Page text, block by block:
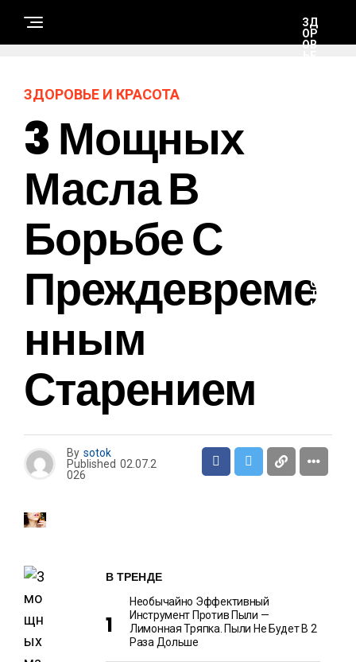
ЗД
ОР
ОВ
С
Т
И
ЗДОРОВЬЕ И КРАСОТА
3 Мощных
Масла В
Борьбе С
Преждевреме
Нным
Старением
By sotok
Published 02.07.2
026
В ТРЕНДЕ
Необычайно Эффективный
Инструмент Против Пыли —
Лимонная Тряпка. Пыли Не Будет В 2
Раза Дольше